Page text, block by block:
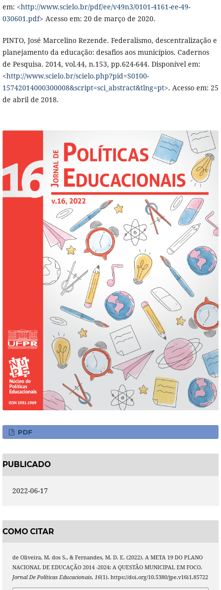
em: <http://www.scielo.br/pdf/ee/v49n3/0101-4161-ee-49-
030601.pdf> Acesso em: 20 de março de 2020.
PINTO, José Marcelino Rezende. Federalismo, descentralização e
planejamento da educação: desafios aos municípios. Cadernos
de Pesquisa. 2014, vol.44, n.153, pp.624-644. Disponível em:
<http://www.scielo.br/scielo.php?pid=S0100-
15742014000300008&script=sci_abstract&tlng=pt>. Acesso em: 25
de abril de 2018.
PDF
PUBLICADO
2022-06-17
COMO CITAR
de Oliveira, M. dos S., & Fernandes, M. D. E. (2022). A META 19 DO PLANO
NACIONAL DE EDUCAÇÃO 2014 -2024: A QUESTÃO MUNICIPAL EM FOCO.
Jornal De Políticas Educacionais, 16(1). https://doi.org/10.5380/jpe.v16i1.85722